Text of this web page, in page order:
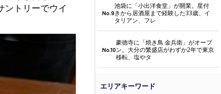
ントリーでウイ
No.9
池袋に「小出洋食堂」が開業。星付
きから居酒屋まで経験した33歳、イ
タリアン、フレ
No.10
豪徳寺に「焼き鳥 金兵衛」がオープ
ン。大分の繁盛店がわずか2年で東京
移転、塩やタ